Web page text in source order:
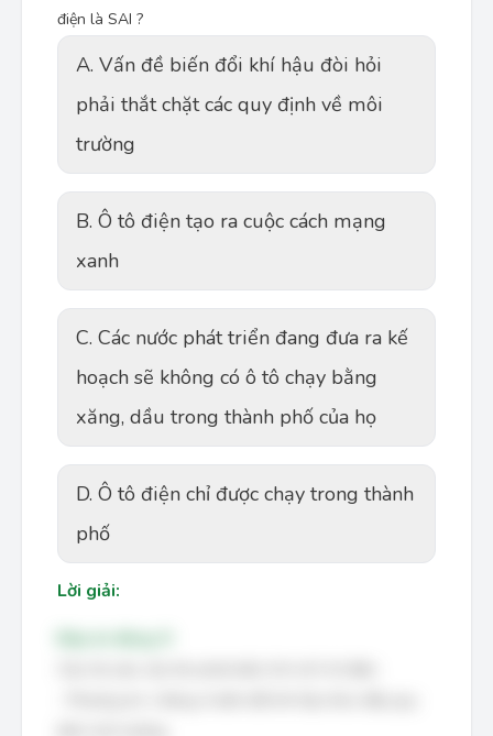
điện là SAI ?
A. Vấn đề biến đổi khí hậu đòi hỏi
phải thắt chặt các quy định về môi
trường
B. Ô tô điện tạo ra cuộc cách mạng
xanh
C. Các nước phát triển đang đưa ra kế
hoạch sẽ không có ô tô chạy bằng
xăng, dầu trong thành phố của họ
D. Ô tô điện chỉ được chạy trong thành
phố
Lời giải: